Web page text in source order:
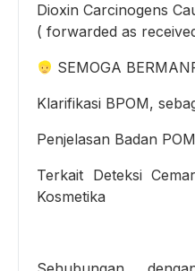
Dioxin Carcinogens
( forwarded as
SEMOGA
Klarifikasi BPOM,
Penjelasan Badan POM
Terkait Deteksi
Kosmetika